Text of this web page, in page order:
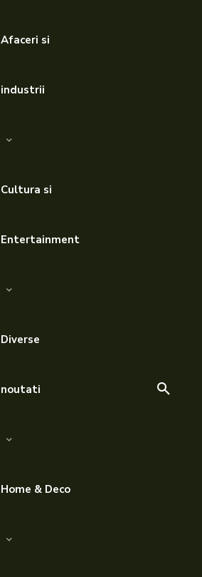
Afaceri si
industrii
Cultura si
Entertainment
Diverse
noutati
Home & Deco